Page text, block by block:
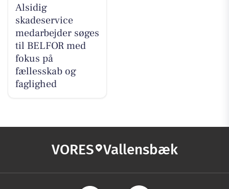
Alsidig
skadeservice
medarbejder søges
til BELFOR med
fokus på
fællesskab og
faglighed
VORES Vallensbæk